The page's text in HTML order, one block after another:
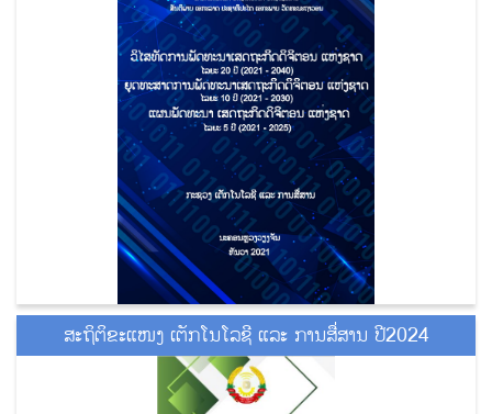
ສະຖິຕິຂະແໜງ ເຕັກໂນໂລຊີ ແລະ ການສື່ສານ ປີ2024